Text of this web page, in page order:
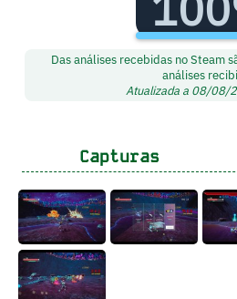
Das análises recebidas no Steam
análises
Atualizada a 08/08/
Capturas